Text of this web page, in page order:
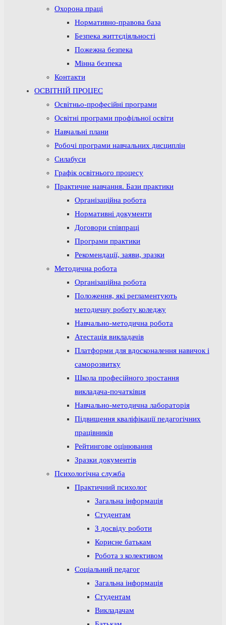
Охорона праці
Нормативно-правова база
Безпека життєдіяльності
Пожежна безпека
Мінна безпека
Контакти
ОСВІТНІЙ ПРОЦЕС
Освітньо-професійні програми
Освітні програми профільної освіти
Навчальні плани
Робочі програми навчальних дисциплін
Силабуси
Графік освітнього процесу
Практичне навчання. Бази практики
Організаційна робота
Нормативні документи
Договори співпраці
Програми практики
Рекомендації, заяви, зразки
Методична робота
Організаційна робота
Положення, які регламентують
методичну роботу коледжу
Навчально-методична робота
Атестація викладачів
Платформи для вдосконалення навичок і
саморозвитку
Школа професійного зростання
викладача-початківця
Навчально-методична лабораторія
Підвищення кваліфікації педагогічних
працівників
Рейтингове оцінювання
Зразки документів
Психологічна служба
Практичний психолог
Загальна інформація
Студентам
З досвіду роботи
Корисне батькам
Робота з колективом
Соціальний педагог
Загальна інформація
Студентам
Викладачам